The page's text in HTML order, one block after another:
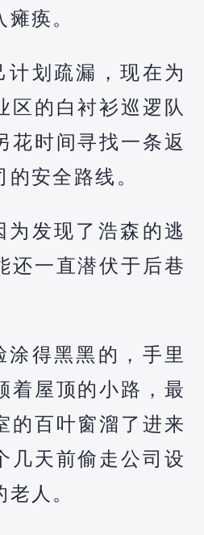
痪。
计划疏漏，现在为
区的白衬衫巡逻队
花时间寻找一条返
安全路线。
为发现了浩森的逃
还一直潜伏于后巷
涂得黑黑的，手里
着屋顶的小路，最
的百叶窗溜了进来
几天前偷走公司设
人。